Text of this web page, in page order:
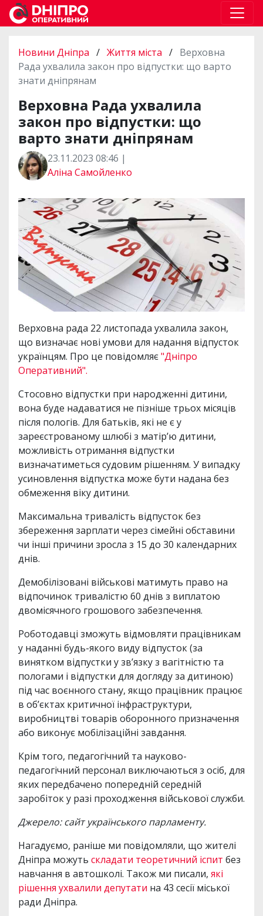
Новини Дніпра / Життя міста / Верховна
Рада ухвалила закон про відпустки: що варто
знати дніпрянам
Верховна Рада ухвалила
закон про відпустки: що
варто знати дніпрянам
23.11.2023 08:46 |
Аліна Самойленко
Верховна рада 22 листопада ухвалила закон,
що визначає нові умови для надання відпусток
українцям. Про це повідомляє"Дніпро
Оперативний".
Стосовно відпустки при народженні дитини,
вона буде надаватися не пізніше трьох місяців
після пологів. Для батьків, які не є у
зареєстрованому шлюбі з матір’ю дитини,
можливість отримання відпустки
визначатиметься судовим рішенням. У випадку
усиновлення відпустка може бути надана без
обмеження віку дитини.
Максимальна тривалість відпусток без
збереження зарплати через сімейні обставини
чи інші причини зросла з 15 до 30 календарних
днів.
Демобілізовані військові матимуть право на
відпочинок тривалістю 60 днів з виплатою
двомісячного грошового забезпечення.
Роботодавці зможуть відмовляти працівникам
у наданні будь-якого виду відпусток (за
винятком відпустки у зв’язку з вагітністю та
пологами і відпустки для догляду за дитиною)
під час воєнного стану, якщо працівник працює
в об’єктах критичної інфраструктури,
виробництві товарів оборонного призначення
або виконує мобілізаційні завдання.
Крім того, педагогічний та науково-
педагогічний персонал виключаються з осіб, для
яких передбачено попередній середній
заробіток у разі проходження військової служби.
Джерело: сайт українського парламенту.
Нагадуємо, раніше ми повідомляли, що жителі
Дніпра можуть складати теоретичний іспит без
навчання в автошколі. Також ми писали, які
рішення ухвалили депутати на 43 сесії міської
ради Дніпра.